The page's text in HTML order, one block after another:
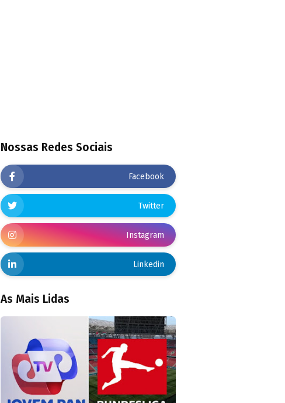
Nossas Redes Sociais
Facebook
Twitter
Instagram
Linkedin
As Mais Lidas